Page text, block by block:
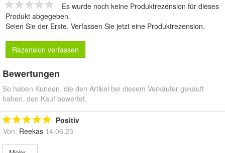
Es wurde noch keine Produktrezension für dieses
Produkt abgegeben.
Seien Sie der Erste. Verfassen Sie jetzt eine Produktrezension.
Rezension verfassen
Bewertungen
So haben Kunden, die den Artikel bei diesem Verkäufer gekauft
haben, den Kauf bewertet.
Positiv
Von: Reekas 14.06.23